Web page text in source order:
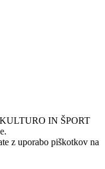
IN ŠPORT
z uporabo piškotkov na